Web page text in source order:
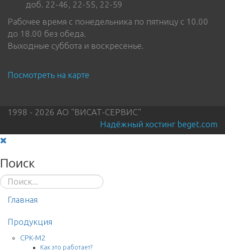
доб. 22-46, 22-55, 22-59
Рабочее время с понедельника по пятницу с 10.00
до 18.00 без обеда.
Выходные суббота и воскресенье.
Посмотреть на карте
1998 - 2026 АО "ВИСАТ-СЕРВИС"
Надёжный хостинг beget.com
Поиск
Главная
Продукция
СРК-М2
Как это работает?